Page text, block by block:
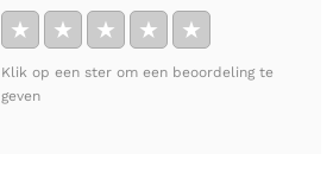
★ ★ ★ ★ ★
Klik op een ster om een beoordeling te
geven